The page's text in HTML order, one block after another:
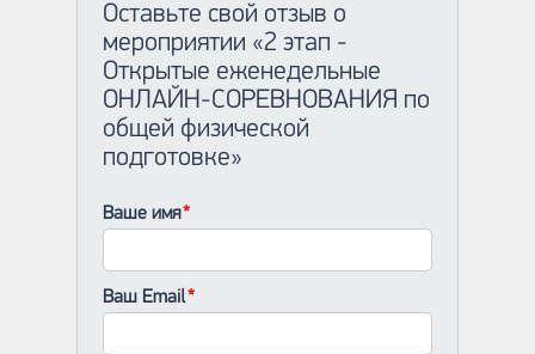
Оставьте свой отзыв о
мероприятии «2 этап -
Открытые еженедельные
ОНЛАЙН-СОРЕВНОВАНИЯ по
общей физической
подготовке»
Ваше имя
Ваш Email